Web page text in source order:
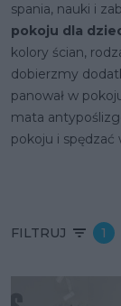
spania, nauki i
pokoju dla
kolory ścian,
dobierzmy
panował w
mata
pokoju i spędzać
FILTRUJ 1